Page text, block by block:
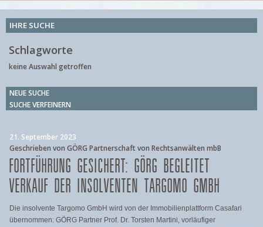
IHRE SUCHE
Schlagworte
keine Auswahl getroffen
NEUE SUCHE
SUCHE VERFEINERN
21. September 2023
Geschrieben von GÖRG Partnerschaft von Rechtsanwälten mbB
FORTFÜHRUNG GESICHERT: GÖRG BEGLEITET
VERKAUF DER INSOLVENTEN TARGOMO GMBH
Die insolvente Targomo GmbH wird von der Immobilienplattform Casafari
übernommen: GÖRG Partner Prof. Dr. Torsten Martini, vorläufiger